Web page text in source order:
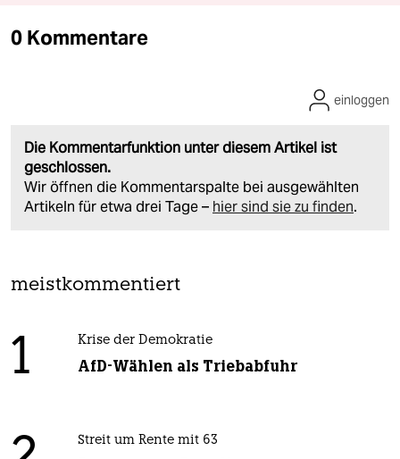
0 Kommentare
Die Kommentarfunktion unter diesem Artikel ist
geschlossen.
Wir öffnen die Kommentarspalte bei ausgewählten
Artikeln für etwa drei Tage – hier sind sie zu finden.
einloggen
meistkommentiert
1 Krise der Demokratie
AfD-Wählen als Triebabfuhr
Streit um Rente mit 63